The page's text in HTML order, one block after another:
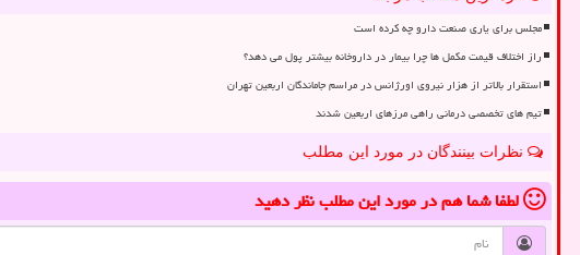
مجلس برای یاری صنعت دارو چه کرده است
راز اختلاف قیمت مکمل ها چرا بیمار در داروخانه بیشتر پول می دهد؟
استقرار بالاتر از هزار نیروی اورژانس در مراسم جاماندگان اربعین تهران
تیم های تخصصی درمانی راهی مرزهای اربعین شدند
نظرات بینندگان در مورد این مطلب
لطفا شما همدر مورد این مطلبنظر دهید